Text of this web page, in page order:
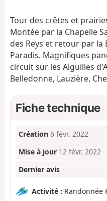
Tour des crêtes et
Montée par la Chapelle
des Reys et retour par la
Paradis. Magnifiques
circuit sur les Aiguilles
Belledonne, Lauzière,
Fiche technique
Création 6 févr. 2022
Mise à jour 12 févr. 2022
Dernier avis –
Activité : Randonnée